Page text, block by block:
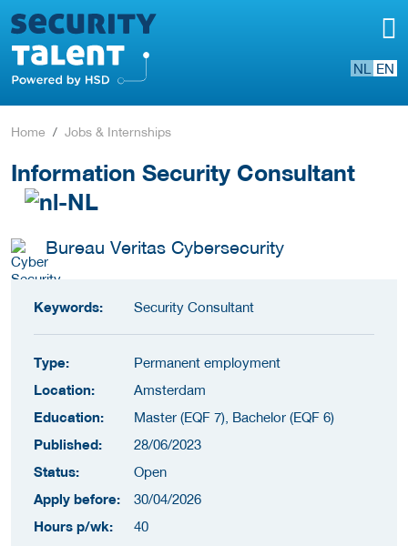
NL EN
Home Jobs & Internships
Information Security Consultant
Bureau Veritas Cybersecurity
Keywords: Security Consultant
Type:
Permanent employment
Location:
Amsterdam
Education:
Master (EQF 7), Bachelor (EQF 6)
Published:
28/06/2023
Status:
Open
Apply before:
30/04/2026
Hours p/wk:
40